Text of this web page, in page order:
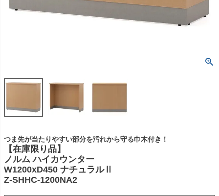
つま先が当たりやすい部分を汚れから守る巾木付き！
【在庫限り品】
ノルム ハイカウンター
W1200xD450 ナチュラルⅡ
Z-SHHC-1200NA2